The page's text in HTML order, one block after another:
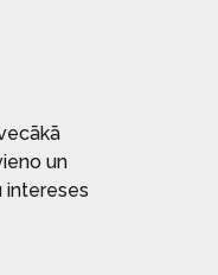
un
intereses